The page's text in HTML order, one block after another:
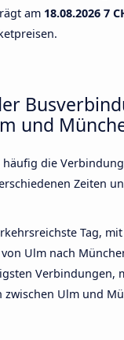
am 18.08.2026 7
und
die
Zeiten
Tag,
Ulm nach
Verbindungen,
zwischen Ulm und